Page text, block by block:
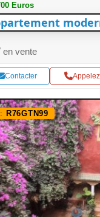
Euros
en vente
Contacter Appelez
R76GTN99